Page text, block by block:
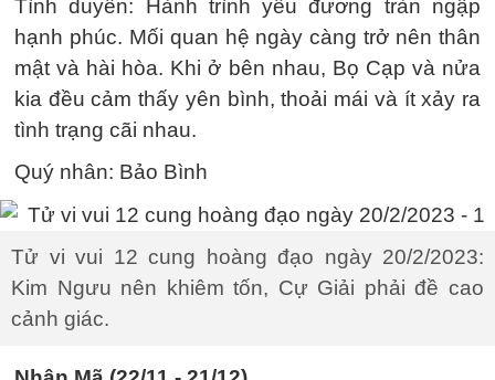
Tình duyên: Hành trình yêu đương tràn ngập
hạnh phúc. Mối quan hệ ngày càng trở nên thân
mật và hài hòa. Khi ở bên nhau, Bọ Cạp và nửa
kia đều cảm thấy yên bình, thoải mái và ít xảy ra
tình trạng cãi nhau.
Quý nhân: Bảo Bình
Tử vi vui 12 cung hoàng đạo ngày 20/2/2023:
Kim Ngưu nên khiêm tốn, Cự Giải phải đề cao
cảnh giác.